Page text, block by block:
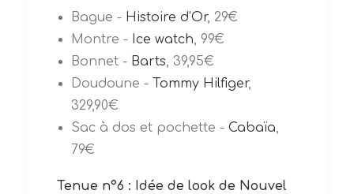
Bague - Histoire d’Or, 29€
Montre - Ice watch , 99€
Bonnet - Barts , 39,95€
Doudoune - Tommy Hilfiger,
329,90€
Sac à dos et pochette - Cabaïa
79€
Tenue n°6 : Idée de look de Nouvel